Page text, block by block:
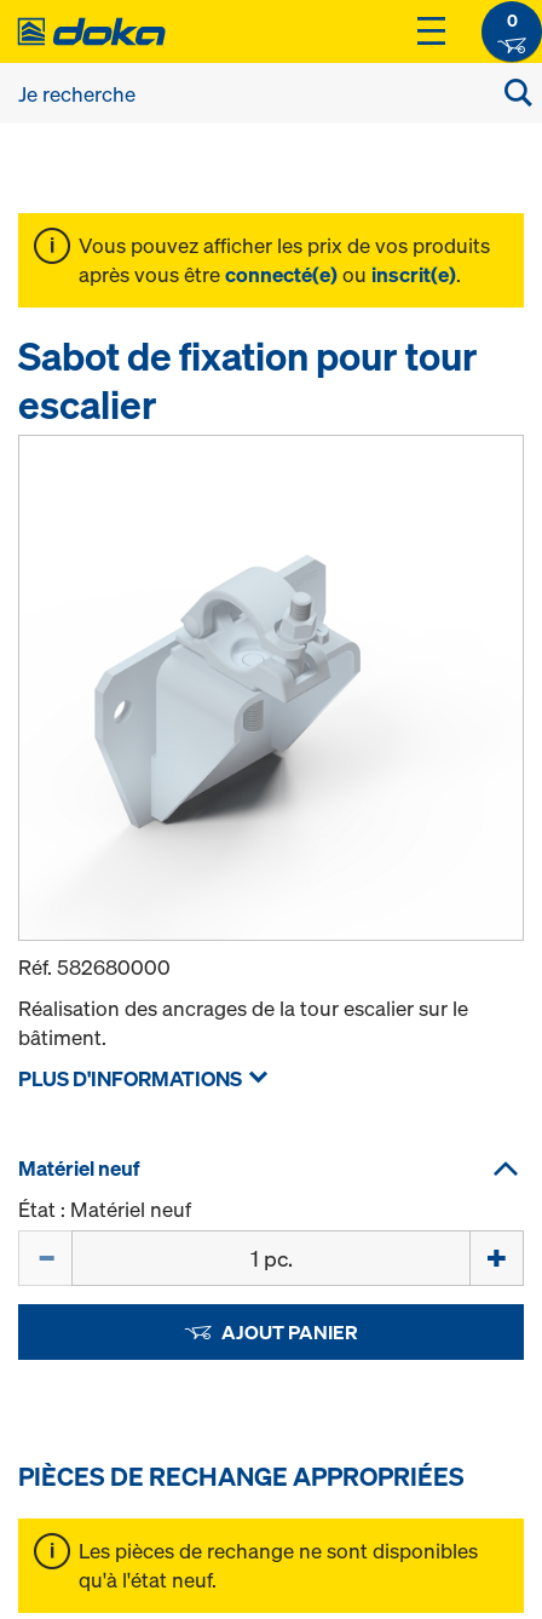
0
Vous pouvez afficher les prix de vos produits
après vous êtreconnecté(e)ou inscrit(e).
Sabot de fixation pour tour
escalier
Réf. 582680000
Réalisation des ancrages de la tour escalier sur le
bâtiment.
PLUS D'INFORMATIONS
Matériel neuf
État : Matériel neuf
AJOUT PANIER
PIÈCES DE RECHANGE APPROPRIÉES
Les pièces de rechange ne sont disponibles
qu'à l'état neuf.